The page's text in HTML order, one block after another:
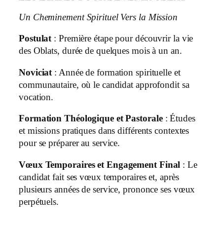
Un Cheminement Spirituel Vers la Mission
Postulat: Première étape pour découvrir la vie
des Oblats, durée de quelques mois à un an.
Noviciat : Année de formation spirituelle et
communautaire, où le candidat approfondit sa
vocation.
Formation Théologique et Pastorale: Études
et missions pratiques dans différents contextes
pour se préparer au service.
Vœux Temporaires et Engagement Final : Le
candidat fait ses vœux temporaires et, après
plusieurs années de service, prononce ses vœux
perpétuels.